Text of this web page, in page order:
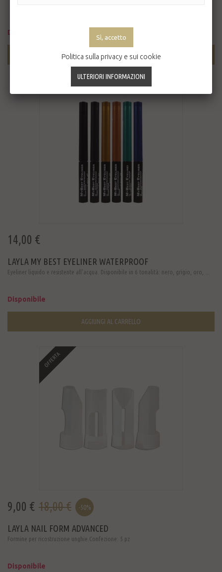
Disponibile
AGGIUNGI AL CARRELLO
14,00 €
LAYLA MY BEST EYELINER WATERPROOF
Eyeliner liquido e resistente all'acqua. Disponibile in 6 tonalità: nero, grigio, oro, ...
Disponibile
AGGIUNGI AL CARRELLO
OFFERTA
9,00 € 18,00 € -50%
LAYLA NAIL FORM ADVANCED
Formine per ricostruzione unghie.Confezione: 5 pz
Disponibile
Politica sulla privacy e sui cookie